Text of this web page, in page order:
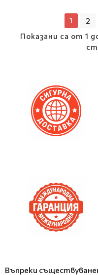
1 2
Показани са от 1
Въпреки